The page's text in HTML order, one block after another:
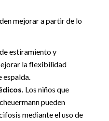
mejorar a partir de lo
estiramiento y
la flexibilidad
Los niños que
pueden
mediante el uso de